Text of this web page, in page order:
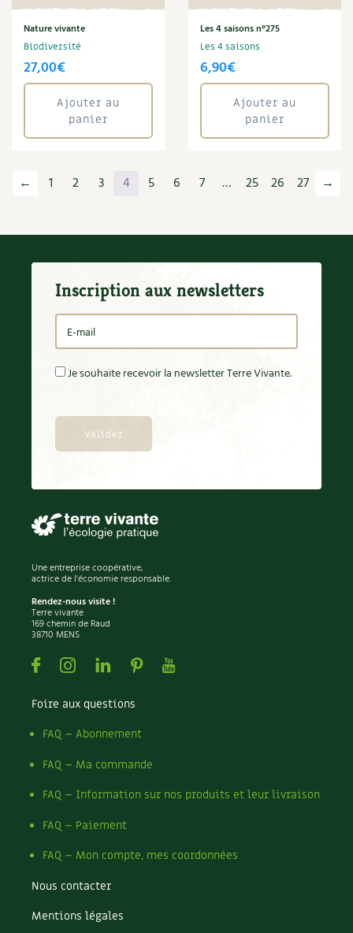
Nature vivante
Biodiversité
27,00€
Ajouter au
panier
Les 4 saisons n°275
Les 4 saisons
6,90€
Ajouter au
panier
← 1 2 3 4 5 6 7 … 25 26 27 →
Inscription aux newsletters
Je souhaite recevoir la newsletter Terre Vivante.
Une entreprise coopérative,
actrice de l'économie responsable.
Rendez-nous visite !
Terre vivante
169 chemin de Raud
38710 MENS
FacebookInstagramLinkedin
PinterestYoutube
Foire aux questions
FAQ – Abonnement
FAQ – Ma commande
FAQ – Information sur nos produits et leur livraison
FAQ – Paiement
FAQ – Mon compte, mes coordonnées
Nous contacter
Mentions légales